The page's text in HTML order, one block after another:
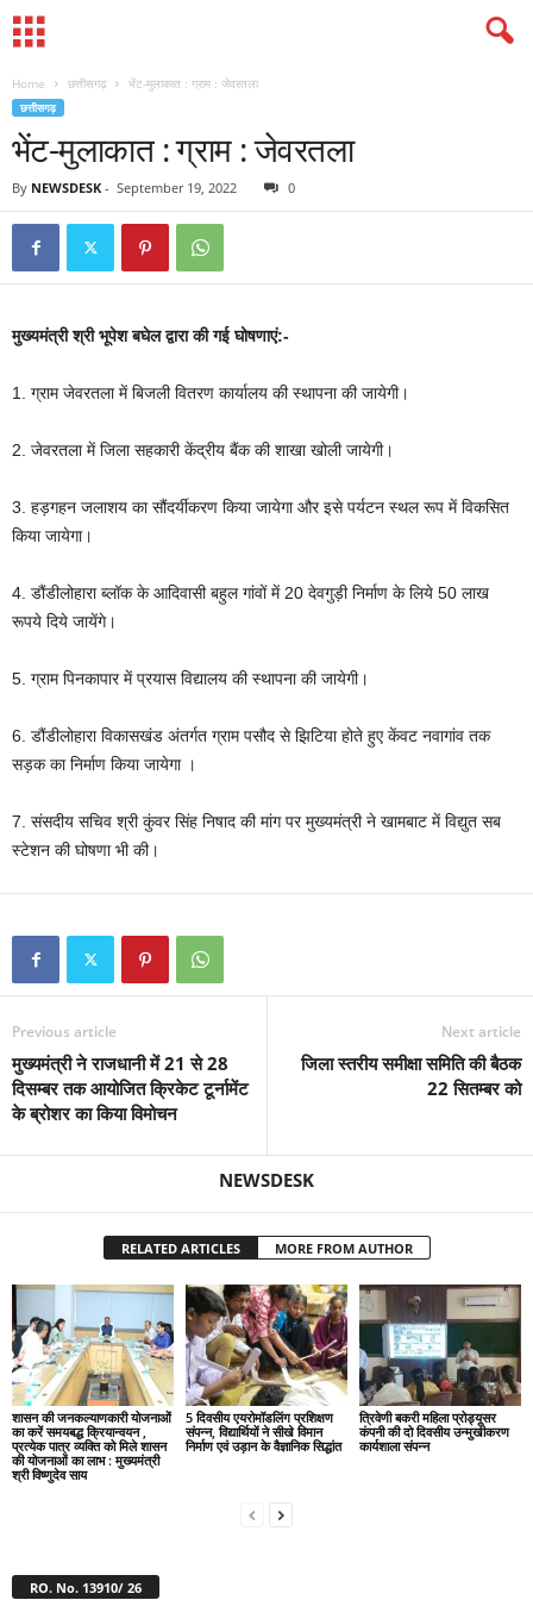
Home छत्तीसगढ़ भेंट-मुलाकात : ग्राम : जेवरतला
छत्तीसगढ़
भेंट-मुलाकात : ग्राम : जेवरतला
By NEWSDESK - September 19, 2022 0
मुख्यमंत्री श्री भूपेश बघेल द्वारा की गई घोषणाएं:-
1. ग्राम जेवरतला में बिजली वितरण कार्यालय की स्थापना की जायेगी।
2. जेवरतला में जिला सहकारी केंद्रीय बैंक की शाखा खोली जायेगी।
3. हड़गहन जलाशय का सौंदर्यीकरण किया जायेगा और इसे पर्यटन स्थल रूप में विकसित
किया जायेगा।
4. डौंडीलोहारा ब्लॉक के आदिवासी बहुल गांवों में 20 देवगुड़ी निर्माण के लिये 50 लाख
रूपये दिये जायेंगे।
5. ग्राम पिनकापार में प्रयास विद्यालय की स्थापना की जायेगी।
6. डौंडीलोहारा विकासखंड अंतर्गत ग्राम पसौद से झिटिया होते हुए केंवट नवागांव तक
सड़क का निर्माण किया जायेगा ।
7. संसदीय सचिव श्री कुंवर सिंह निषाद की मांग पर मुख्यमंत्री ने खामबाट में विद्युत सब
स्टेशन की घोषणा भी की।
Previous article
मुख्यमंत्री ने राजधानी में 21 से 28
दिसम्बर तक आयोजित क्रिकेट टूर्नामेंट
के ब्रोशर का किया विमोचन
Next article
जिला स्तरीय समीक्षा समिति की बैठक
22 सितम्बर को
NEWSDESK
RELATED ARTICLES MORE FROM AUTHOR
शासन की जनकल्याणकारी योजनाओं
का करें समयबद्ध क्रियान्वयन ,
प्रत्येक पात्र व्यक्ति को मिले शासन
की योजनाओं का लाभ : मुख्यमंत्री
श्री विष्णुदेव साय
5 दिवसीय एयरोमॉडलिंग प्रशिक्षण
संपन्न, विद्यार्थियों ने सीखे विमान
निर्माण एवं उड़ान के वैज्ञानिक सिद्धांत
त्रिवेणी बकरी महिला प्रोड्यूसर
कंपनी की दो दिवसीय उन्मुखीकरण
कार्यशाला संपन्न
RO. No. 13910/ 26